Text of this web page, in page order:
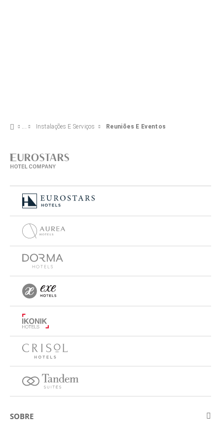
Instalações E Serviços Reuniões E Eventos
SOBRE